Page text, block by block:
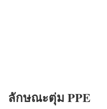
ลักษณะตุ่ม PPE